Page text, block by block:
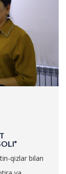
qizlar bilan